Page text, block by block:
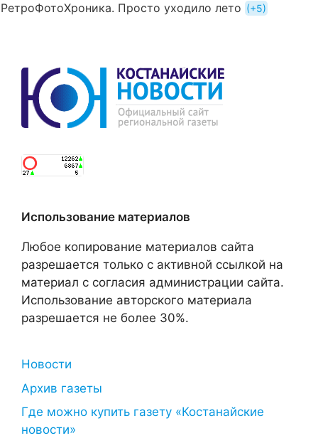
РетроФотоХроника. Просто уходило лето +5
Использование материалов
Любое копирование материалов сайта
разрешается только с активной ссылкой на
материал с согласия администрации сайта.
Использование авторского материала
разрешается не более 30%.
Новости
Архив газеты
Где можно купить газету «Костанайские
новости»